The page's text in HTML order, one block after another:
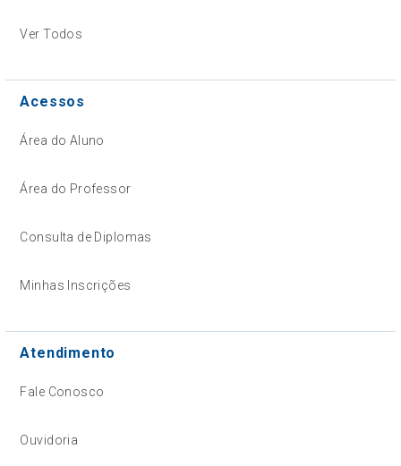
Ver Todos
Acessos
Área do Aluno
Área do Professor
Consulta de Diplomas
Minhas Inscrições
Atendimento
Fale Conosco
Ouvidoria